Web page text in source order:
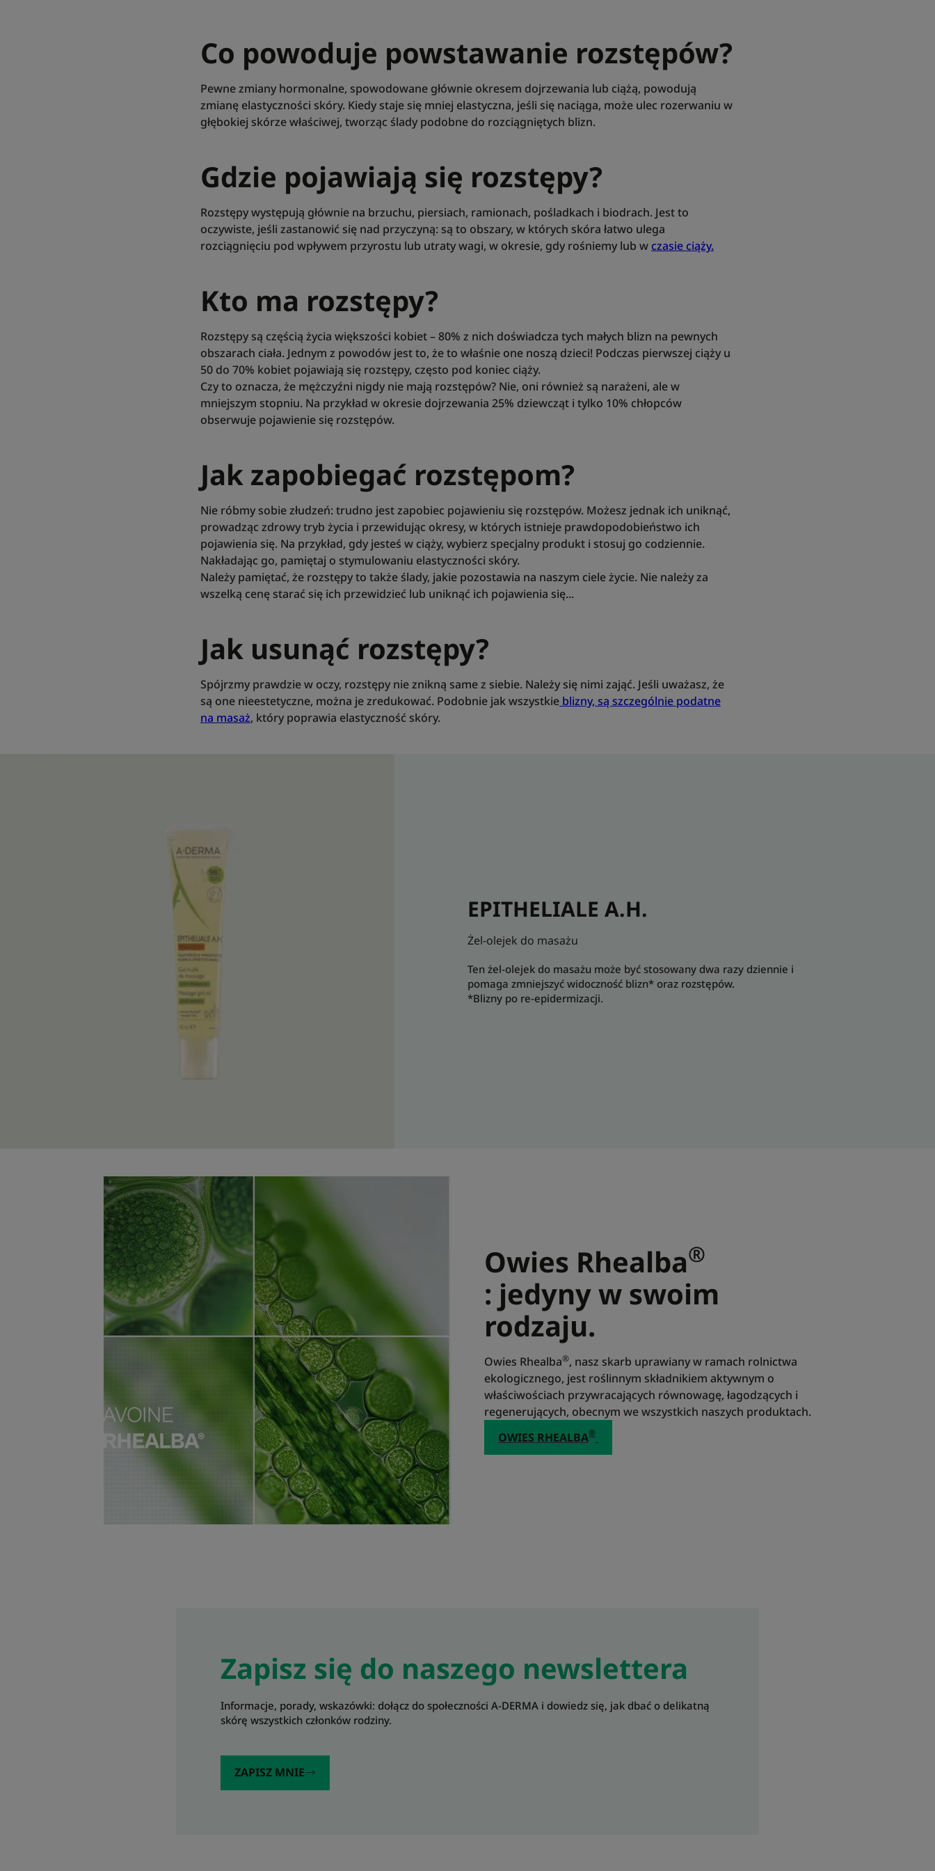
Co powoduje powstawanie rozstępów?
Pewne zmiany hormonalne, spowodowane głównie okresem dojrzewania lub ciążą, powodują
zmianę elastyczności skóry. Kiedy staje się mniej elastyczna, jeśli się naciąga, może ulec rozerwaniu w
głębokiej skórze właściwej, tworząc ślady podobne do rozciągniętych blizn.
Gdzie pojawiają się rozstępy?
Rozstępy występują głównie na brzuchu, piersiach, ramionach, pośladkach i biodrach. Jest to
oczywiste, jeśli zastanowić się nad przyczyną: są to obszary, w których skóra łatwo ulega
rozciągnięciu pod wpływem przyrostu lub utraty wagi, w okresie, gdy rośniemy lub w czasie ciąży.
Kto ma rozstępy?
Rozstępy są częścią życia większości kobiet – 80% z nich doświadcza tych małych blizn na pewnych
obszarach ciała. Jednym z powodów jest to, że to właśnie one noszą dzieci! Podczas pierwszej ciąży u
50 do 70% kobiet pojawiają się rozstępy, często pod koniec ciąży.
Czy to oznacza, że mężczyźni nigdy nie mają rozstępów? Nie, oni również są narażeni, ale w
mniejszym stopniu. Na przykład w okresie dojrzewania 25% dziewcząt i tylko 10% chłopców
obserwuje pojawienie się rozstępów.
Jak zapobiegać rozstępom?
Nie róbmy sobie złudzeń: trudno jest zapobiec pojawieniu się rozstępów. Możesz jednak ich uniknąć,
prowadząc zdrowy tryb życia i przewidując okresy, w których istnieje prawdopodobieństwo ich
pojawienia się. Na przykład, gdy jesteś w ciąży, wybierz specjalny produkt i stosuj go codziennie.
Nakładając go, pamiętaj o stymulowaniu elastyczności skóry.
Należy pamiętać, że rozstępy to także ślady, jakie pozostawia na naszym ciele życie. Nie należy za
wszelką cenę starać się ich przewidzieć lub uniknąć ich pojawienia się...
Jak usunąć rozstępy?
Spójrzmy prawdzie w oczy, rozstępy nie znikną same z siebie. Należy się nimi zająć. Jeśli uważasz, że
są one nieestetyczne, można je zredukować. Podobnie jak wszystkie blizny, są szczególnie podatne
na masaż, który poprawia elastyczność skóry.
EPITHELIALE A.H.
Żel-olejek do masażu
Ten żel-olejek do masażu może być stosowany dwa razy dziennie i
pomaga zmniejszyć widoczność blizn* oraz rozstępów.
*Blizny po re-epidermizacji.
Owies Rhealba®
: jedyny w swoim
rodzaju.
Owies Rhealba®, nasz skarb uprawiany w ramach rolnictwa
ekologicznego, jest roślinnym składnikiem aktywnym o
właściwościach przywracających równowagę, łagodzących i
regenerujących, obecnym we wszystkich naszych produktach.
OWIES RHEALBA®
Zapisz się do naszego newslettera
Informacje, porady, wskazówki: dołącz do społeczności A-DERMA i dowiedz się, jak dbać o delikatną
skórę wszystkich członków rodziny.
ZAPISZ MNIE